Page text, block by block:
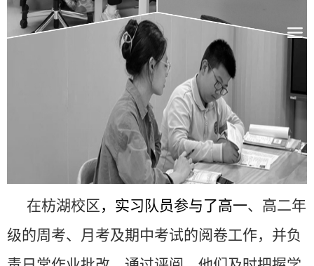
在枋湖校区， 实习队员参与了高一、高二年
级的周考、月考及期中考试的阅卷工作，并负